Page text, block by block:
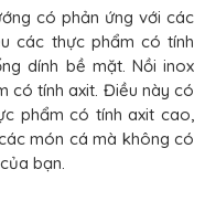
có phản ứng với các
các thực phẩm có tính
dính bề mặt. Nồi inox
có tính axit. Điều này có
phẩm có tính axit cao,
món cá mà không có
bạn.